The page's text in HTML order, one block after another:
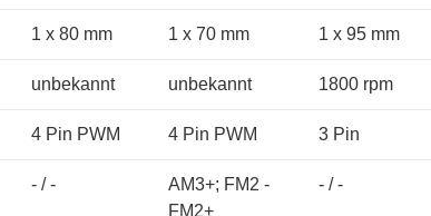
1 x 80 mm 1 x 70 mm 1 x 95 mm
unbekannt unbekannt 1800 rpm
4 Pin PWM 4 Pin PWM 3 Pin
- / -
AM3+; FM2 -
FM2+
- / -